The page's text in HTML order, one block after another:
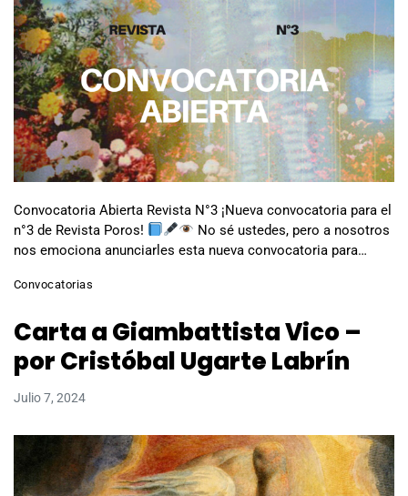
Convocatoria Abierta Revista N°3 ¡Nueva convocatoria para el
n°3 de Revista Poros!
No sé ustedes, pero a nosotros
nos emociona anunciarles esta nueva convocatoria para…
Convocatorias
Carta a Giambattista Vico –
por Cristóbal Ugarte Labrín
Julio 7, 2024